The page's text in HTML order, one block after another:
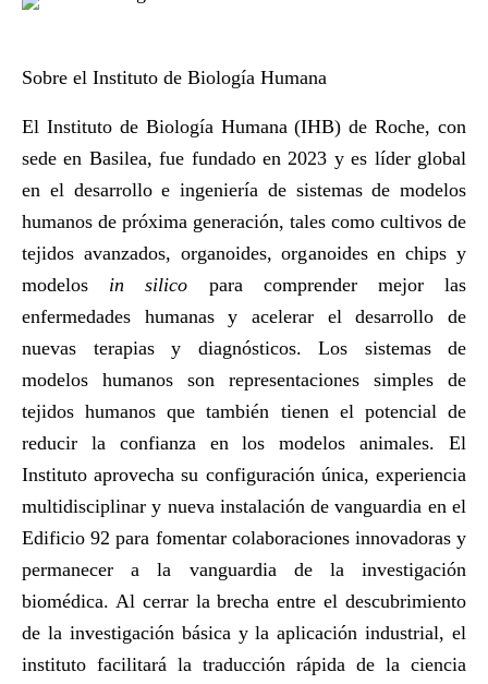
Sobre el Instituto de Biología Humana
El Instituto de Biología Humana (IHB) de Roche, con
sede en Basilea, fue fundado en 2023 y es líder global
en el desarrollo e ingeniería de sistemas de modelos
humanos de próxima generación, tales como cultivos de
tejidos avanzados, organoides, organoides en chips y
modelos in silico para comprender mejor las
enfermedades humanas y acelerar el desarrollo de
nuevas terapias y diagnósticos. Los sistemas de
modelos humanos son representaciones simples de
tejidos humanos que también tienen el potencial de
reducir la confianza en los modelos animales. El
Instituto aprovecha su configuración única, experiencia
multidisciplinar y nueva instalación de vanguardia en el
Edificio 92 para fomentar colaboraciones innovadoras y
permanecer a la vanguardia de la investigación
biomédica. Al cerrar la brecha entre el descubrimiento
de la investigación básica y la aplicación industrial, el
instituto facilitará la traducción rápida de la ciencia